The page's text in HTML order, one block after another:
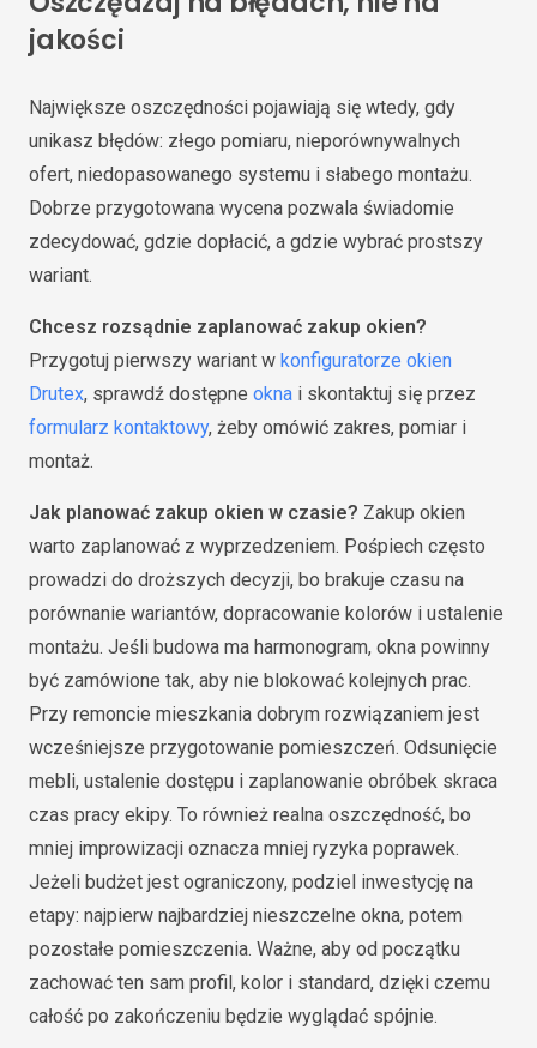
jakości
Największe oszczędności pojawiają się wtedy, gdy
unikasz błędów: złego pomiaru, nieporównywalnych
ofert, niedopasowanego systemu i słabego montażu.
Dobrze przygotowana wycena pozwala świadomie
zdecydować, gdzie dopłacić, a gdzie wybrać prostszy
wariant.
Chcesz rozsądnie zaplanować zakup okien?
Przygotuj pierwszy wariant w konfiguratorze okien
Drutex, sprawdź dostępne okna i skontaktuj się przez
formularz kontaktowy, żeby omówić zakres, pomiar i
montaż.
Jak planować zakup okien w czasie? Zakup okien
warto zaplanować z wyprzedzeniem. Pośpiech często
prowadzi do droższych decyzji, bo brakuje czasu na
porównanie wariantów, dopracowanie kolorów i ustalenie
montażu. Jeśli budowa ma harmonogram, okna powinny
być zamówione tak, aby nie blokować kolejnych prac.
Przy remoncie mieszkania dobrym rozwiązaniem jest
wcześniejsze przygotowanie pomieszczeń. Odsunięcie
mebli, ustalenie dostępu i zaplanowanie obróbek skraca
czas pracy ekipy. To również realna oszczędność, bo
mniej improwizacji oznacza mniej ryzyka poprawek.
Jeżeli budżet jest ograniczony, podziel inwestycję na
etapy: najpierw najbardziej nieszczelne okna, potem
pozostałe pomieszczenia. Ważne, aby od początku
zachować ten sam profil, kolor i standard, dzięki czemu
całość po zakończeniu będzie wyglądać spójnie.